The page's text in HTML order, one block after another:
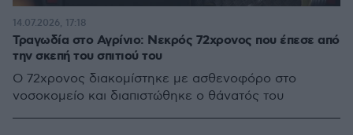
Τραγωδία στο Αγρίνιο: Νεκρός 72χρονος που έπεσε από
την σκεπή του σπιτιού του
Ο 72χρονος διακομίστηκε με ασθενοφόρο στο
νοσοκομείο και διαπιστώθηκε ο θάνατός του
14.07.2026, 17:18